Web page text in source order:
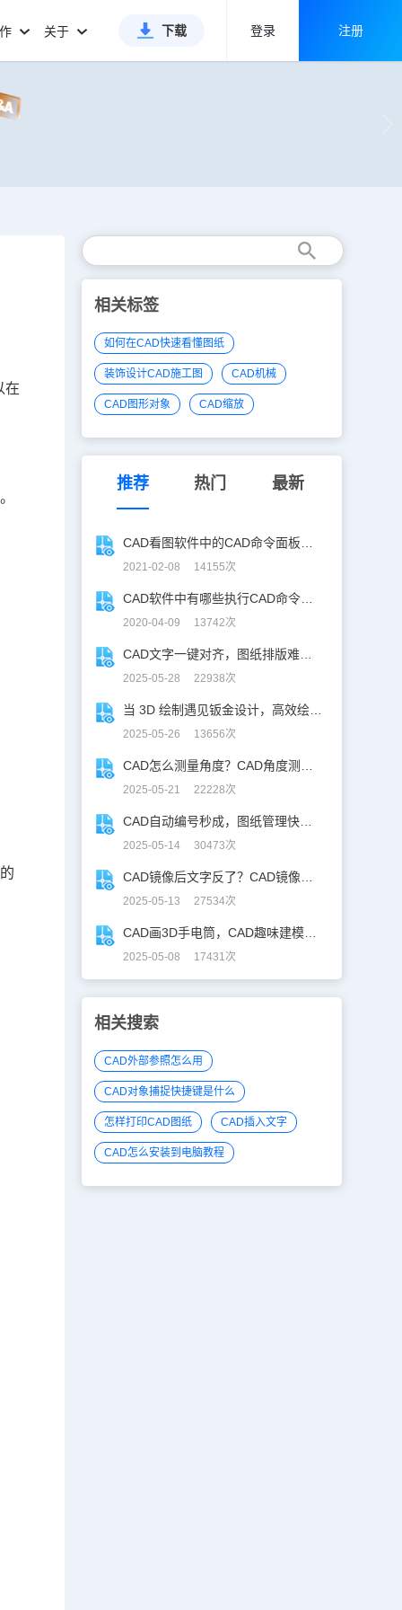
关于 下载 登录 注册
在
相关标签
如何在CAD快速看懂图纸
装饰设计CAD施工图 CAD机械
CAD图形对象 CAD缩放
推荐 热门 最新
2021-02-08 14155次
2020-04-09 13742次
2025-05-28 22938次
2025-05-26 13656次
2025-05-21 22228次
2025-05-14 30473次
2025-05-13 27534次
2025-05-08 17431次
相关搜索
CAD外部参照怎么用
CAD对象捕捉快捷键是什么
怎样打印CAD图纸 CAD插入文字
CAD怎么安装到电脑教程